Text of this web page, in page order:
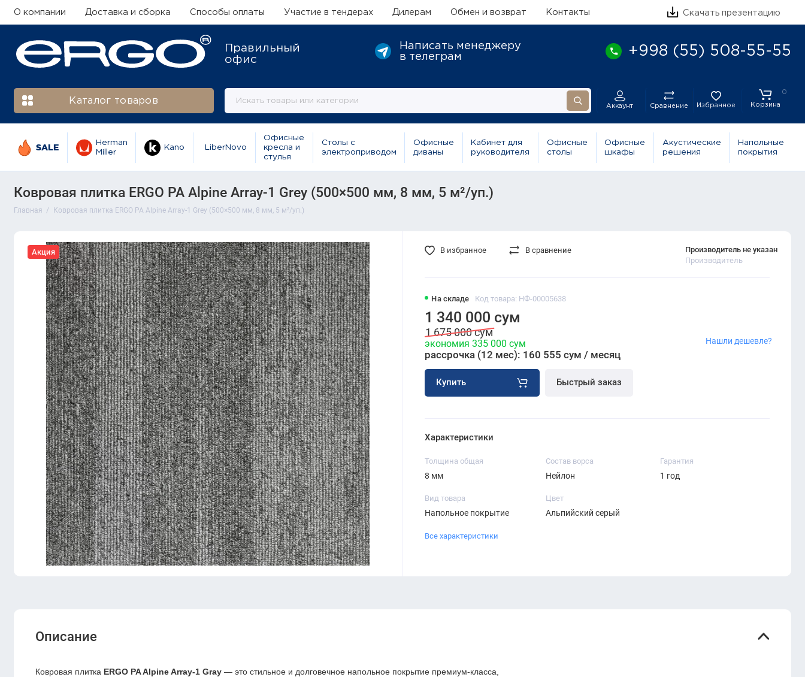
О компании Доставка и сборка Способы оплаты Участие в тендерах Дилерам Обмен и возврат Контакты Скачать презентацию
Правильный
офис
Написать менеджеру
в телеграм
+998 (55) 508-55-55
Каталог товаров
Аккаунт Сравнение Избранное
0
Корзина
SALE
Herman
Miller
Kano LiberNovo
Офисные
кресла и
стулья
Столы с
электроприводом
Офисные
диваны
Кабинет для
руководителя
Офисные
столы
Офисные
шкафы
Акустические
решения
Напольные
покрытия
Ковровая плитка ERGO PA Alpine Array-1 Grey (500×500 мм, 8 мм, 5 м²/уп.)
Главная Ковровая плитка ERGO PA Alpine Array-1 Grey (500×500 мм, 8 мм, 5 м²/уп.)
Акция
На складе Код товара: НФ-00005638
Производитель не указан
Производитель
1 340 000 сум
1 675 000 сум
экономия 335 000 сум
рассрочка (12 мес): 160 555 сум / месяц
Купить Быстрый заказ
Нашли дешевле?
В избранное В сравнение
Характеристики
Толщина общая
8 мм
Состав ворса
Нейлон
Гарантия
1 год
Вид товара
Напольное покрытие
Цвет
Альпийский серый
Все характеристики
Описание
Ковровая плитка ERGO PA Alpine Array-1 Gray — это стильное и долговечное напольное покрытие премиум-класса,